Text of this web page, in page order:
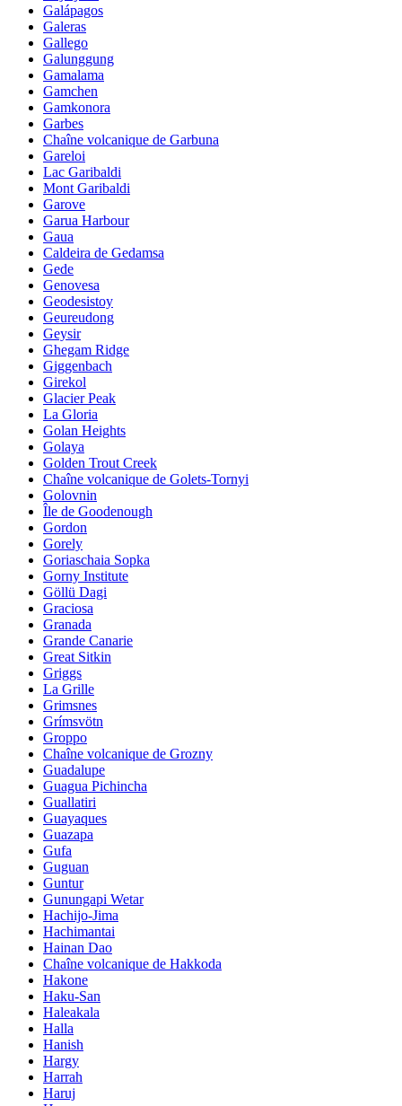
Galápagos
Galeras
Gallego
Galunggung
Gamalama
Gamchen
Gamkonora
Garbes
Chaîne volcanique de Garbuna
Gareloi
Lac Garibaldi
Mont Garibaldi
Garove
Garua Harbour
Gaua
Caldeira de Gedamsa
Gede
Genovesa
Geodesistoy
Geureudong
Geysir
Ghegam Ridge
Giggenbach
Girekol
Glacier Peak
La Gloria
Golan Heights
Golaya
Golden Trout Creek
Chaîne volcanique de Golets-Tornyi
Golovnin
Île de Goodenough
Gordon
Gorely
Goriaschaia Sopka
Gorny Institute
Göllü Dagi
Graciosa
Granada
Grande Canarie
Great Sitkin
Griggs
La Grille
Grimsnes
Grímsvötn
Groppo
Chaîne volcanique de Grozny
Guadalupe
Guagua Pichincha
Guallatiri
Guayaques
Guazapa
Gufa
Guguan
Guntur
Gunungapi Wetar
Hachijo-Jima
Hachimantai
Hainan Dao
Chaîne volcanique de Hakkoda
Hakone
Haku-San
Haleakala
Halla
Hanish
Hargy
Harrah
Haruj